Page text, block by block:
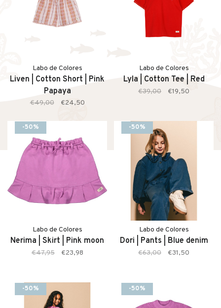
Labo de Colores
Liven | Cotton Short | Pink
Papaya
€49,00 €24,50
Labo de Colores
Lyla | Cotton Tee | Red
€39,00 €19,50
-50%
Labo de Colores
Nerima | Skirt | Pink moon
€47,95 €23,98
-50%
Labo de Colores
Dori | Pants | Blue denim
€63,00 €31,50
-50% -50%